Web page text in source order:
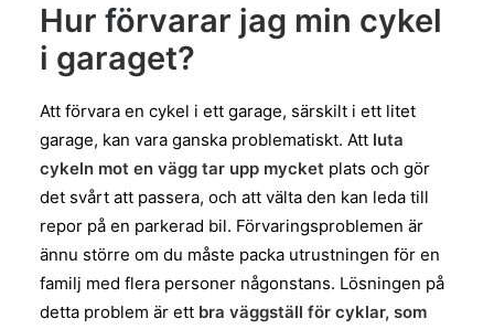
Hur förvarar jag min cykel
i garaget?
Att förvara en cykel i ett garage, särskilt i ett litet
garage, kan vara ganska problematiskt. Att luta
cykeln mot en vägg tar upp mycket plats och gör
det svårt att passera, och att välta den kan leda till
repor på en parkerad bil. Förvaringsproblemen är
ännu större om du måste packa utrustningen för en
familj med flera personer någonstans. Lösningen på
detta problem är ett bra väggställ för cyklar, som